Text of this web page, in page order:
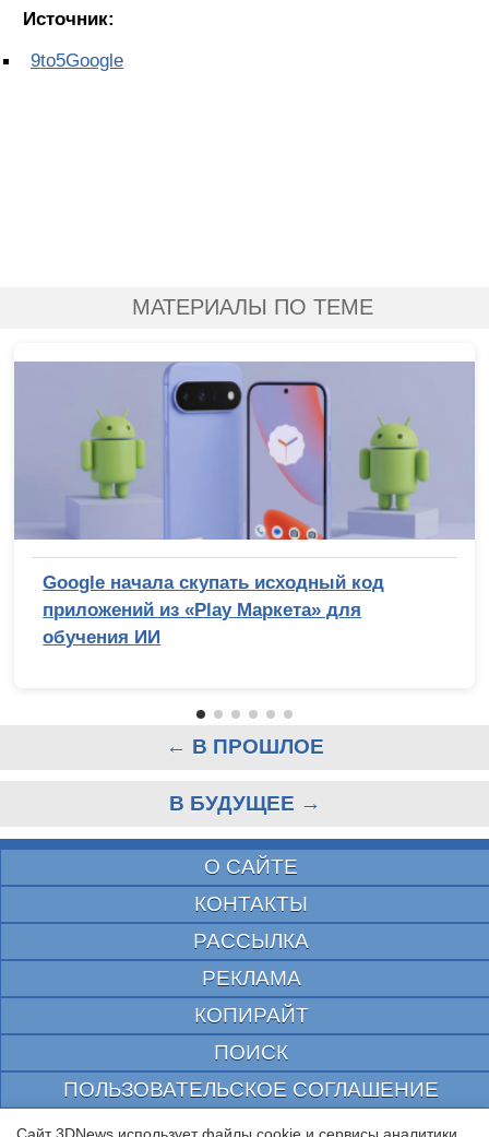
Источник:
9to5Google
МАТЕРИАЛЫ ПО ТЕМЕ
Google начала скупать исходный код
приложений из «Play Маркета» для
обучения ИИ
← В ПРОШЛОЕ
В БУДУЩЕЕ →
О САЙТЕ
КОНТАКТЫ
РАССЫЛКА
РЕКЛАМА
КОПИРАЙТ
ПОИСК
ПОЛЬЗОВАТЕЛЬСКОЕ СОГЛАШЕНИЕ
ЗАЩИЩЕНО CURATOR